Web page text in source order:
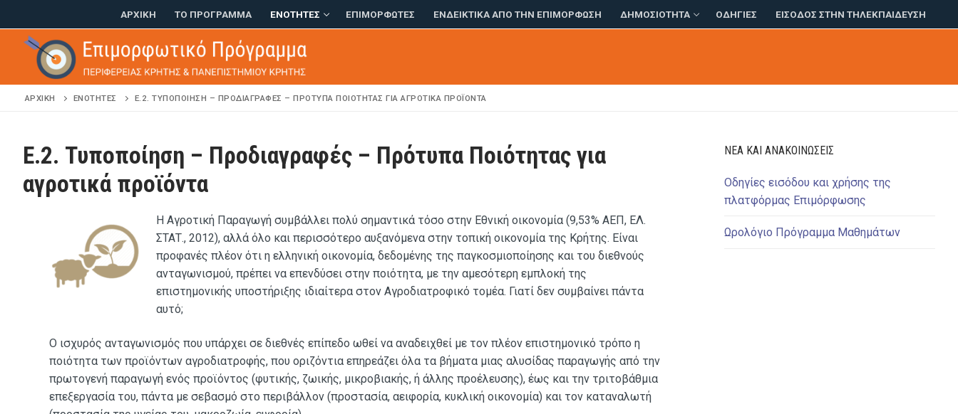
στο
περιεχόμενο
ΑΡΧΙΚΉ ΤΟ ΠΡΌΓΡΑΜΜΑ ΕΝΌΤΗΤΕΣ ΕΠΙΜΟΡΦΩΤΈΣ ΕΝΔΕΙΚΤΙΚΆ ΑΠΌ ΤΗΝ ΕΠΙΜΌΡΦΩΣΗ ΔΗΜΟΣΙΌΤΗΤΑ ΟΔΗΓΊΕΣ ΕΊΣΟΔΟΣ ΣΤΗΝ ΤΗΛΕΚΠΑΊΔΕΥΣΗ
ΑΡΧΙΚΗ ΕΝΌΤΗΤΕΣ E.2. ΤΥΠΟΠΟΊΗΣΗ – ΠΡΟΔΙΑΓΡΑΦΈΣ – ΠΡΌΤΥΠΑ ΠΟΙΌΤΗΤΑΣ ΓΙΑ ΑΓΡΟΤΙΚΆ ΠΡΟΪΌΝΤΑ
E.2. Τυποποίηση – Προδιαγραφές – Πρότυπα Ποιότητας για
αγροτικά προϊόντα
Η Αγροτική Παραγωγή συμβάλλει πολύ σημαντικά τόσο στην Εθνική οικονομία (9,53% ΑΕΠ, ΕΛ.
ΣΤΑΤ., 2012), αλλά όλο και περισσότερο αυξανόμενα στην τοπική οικονομία της Κρήτης. Είναι
προφανές πλέον ότι η ελληνική οικονομία, δεδομένης της παγκοσμιοποίησης και του διεθνούς
ανταγωνισμού, πρέπει να επενδύσει στην ποιότητα, με την αμεσότερη εμπλοκή της
επιστημονικής υποστήριξης ιδιαίτερα στον Αγροδιατροφικό τομέα. Γιατί δεν συμβαίνει πάντα
αυτό;
Ο ισχυρός ανταγωνισμός που υπάρχει σε διεθνές επίπεδο ωθεί να αναδειχθεί με τον πλέον επιστημονικό τρόπο η
ποιότητα των προϊόντων αγροδιατροφής, που οριζόντια επηρεάζει όλα τα βήματα μιας αλυσίδας παραγωγής από την
πρωτογενή παραγωγή ενός προϊόντος (φυτικής, ζωικής, μικροβιακής, ή άλλης προέλευσης), έως και την τριτοβάθμια
επεξεργασία του, πάντα με σεβασμό στο περιβάλλον (προστασία, αειφορία, κυκλική οικονομία) και τον καταναλωτή
ΝΈΑ ΚΑΙ ΑΝΑΚΟΙΝΏΣΕΙΣ
Οδηγίες εισόδου και χρήσης της
πλατφόρμας Επιμόρφωσης
Ωρολόγιο Πρόγραμμα Μαθημάτων